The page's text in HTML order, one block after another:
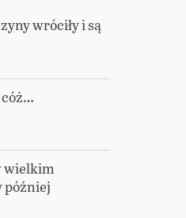
wróciły i są
wielkim
później